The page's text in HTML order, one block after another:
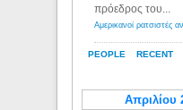
PEOPLE RECENT
πρόεδρος του...